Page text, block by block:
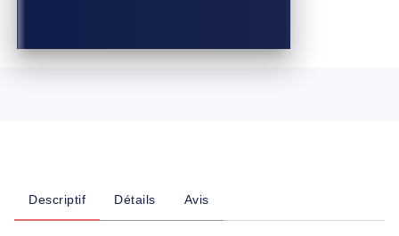
Descriptif Détails Avis